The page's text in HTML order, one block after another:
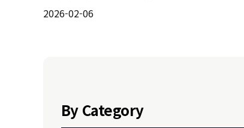
2026-02-06
By Category